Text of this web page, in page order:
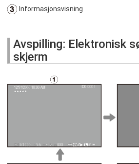
Informasjonsvisning
Avspilling: Elektronisk
skjerm